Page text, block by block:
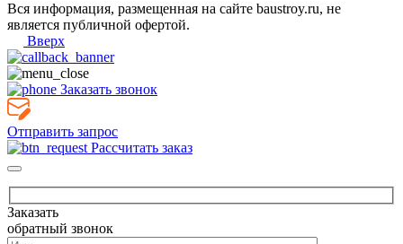
Вся информация, размещенная на сайте baustroy.ru, не
является публичной офертой.
Вверх
Заказать звонок
Отправить запрос
Рассчитать заказ
Заказать
обратный звонок